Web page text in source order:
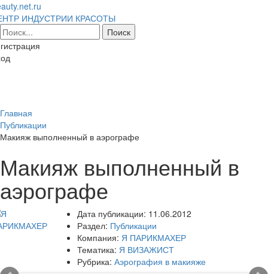
ИНДУСТРИИ КРАСОТЫ
Главная
Публикации
Макияж выполненный в аэрографе
Макияж выполненный в
аэрографе
Дата публикации: 11.06.2012
Раздел: Публикации
Компания: Я ПАРИКМАХЕР
Тематика: Я ВИЗАЖИСТ
Рубрика: Аэрография в макияже